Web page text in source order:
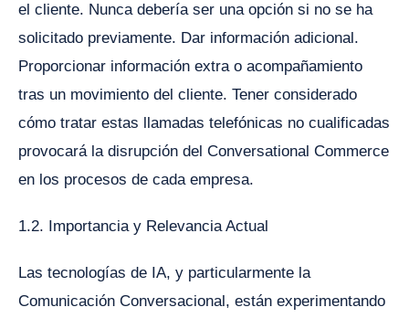
el cliente. Nunca debería ser una opción si no se ha
solicitado previamente. Dar información adicional.
Proporcionar información extra o acompañamiento
tras un movimiento del cliente. Tener considerado
cómo tratar estas llamadas telefónicas no cualificadas
provocará la disrupción del Conversational Commerce
en los procesos de cada empresa.
1.2. Importancia y Relevancia Actual
Las tecnologías de IA, y particularmente la
Comunicación Conversacional, están experimentando